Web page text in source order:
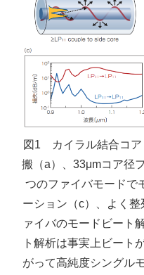
図1 カイラル結合コア
搬（a）、33μmコア径
つのファイバモードで
ーション（c）、よく
ァイバのモードビート
ト解析は事実上ビート
がって高純度シングル